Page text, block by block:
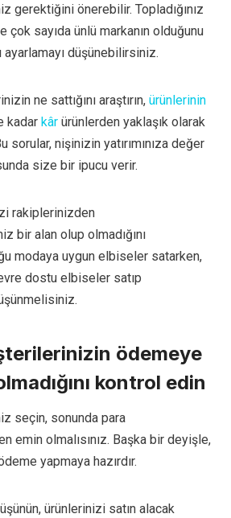
gerektiğini önerebilir. Topladığınız
sayıda ünlü markanın olduğunu
ayarlamayı düşünebilirsiniz.
ne sattığını araştırın, ürünlerinin
kadar kâr ürünlerden yaklaşık olarak
sorular, nişinizin yatırımınıza değer
size bir ipucu verir.
rakiplerinizden
bir alan olup olmadığını
modaya uygun elbiseler satarken,
dostu elbiseler satıp
ödemeye
kontrol edin
seçin, sonunda para
emin olmalısınız. Başka bir deyişle,
yapmaya hazırdır.
ürünlerinizi satın alacak